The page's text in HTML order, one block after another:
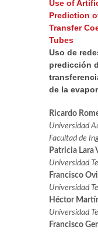
Use of
Prediction
Transfer
Tubes
Uso de
predicción
de la
Ricardo
Universidad
Facultad de
Patricia Lara
Universidad
Francisco
Universidad
Héctor
Universidad
Francisco